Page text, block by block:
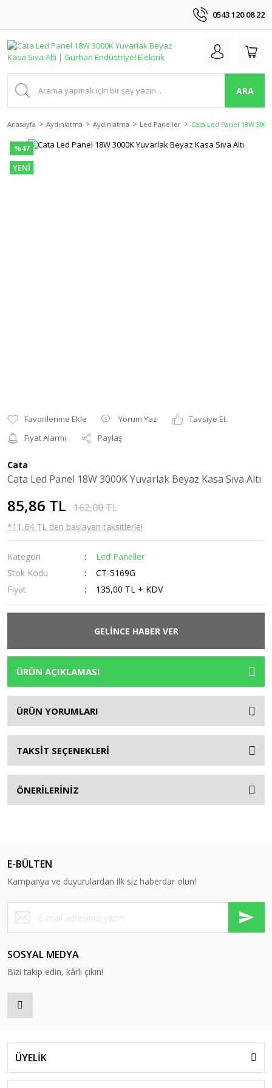
0543 120 08 22
ARA
Anasayfa Aydınlatma Aydınlatma Led Paneller Cata Led Panel 18W
%47
YENİ
Yorum Yaz
Tavsiye Et
Fiyat Alarmı
Paylaş
Cata
Cata Led Panel 18W 3000K Yuvarlak Beyaz Kasa Sıva Altı
85,86 TL 162,00 TL
*11,64 TL den başlayan taksitlerle!
Kategori
Led Paneller
Stok Kodu
CT-5169G
Fiyat
135,00 TL + KDV
GELİNCE HABER VER
ÜRÜN AÇIKLAMASI
ÜRÜN YORUMLARI
TAKSİT SEÇENEKLERİ
ÖNERİLERİNİZ
E-BÜLTEN
Kampanya ve duyurulardan ilk siz haberdar olun!
SOSYAL MEDYA
Bizi takip edin, kârlı çıkın!
ÜYELİK